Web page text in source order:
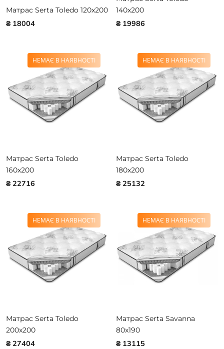
Матрас Serta Toledo 120x200
₴ 18004
140x200
₴ 19986
НЕМАЄ В НАЯВНОСТІ
Матрас Serta Toledo
160x200
₴ 22716
НЕМАЄ В НАЯВНОСТІ
Матрас Serta Toledo
180x200
₴ 25132
НЕМАЄ В НАЯВНОСТІ
Матрас Serta Toledo
200x200
₴ 27404
НЕМАЄ В НАЯВНОСТІ
Матрас Serta Savanna
80x190
₴ 13115